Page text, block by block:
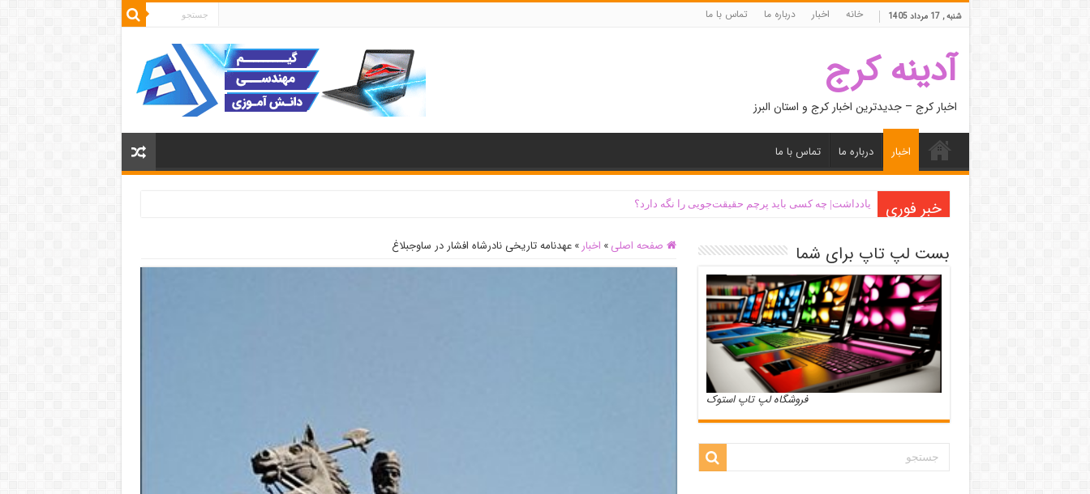
شنبه , 17 مرداد 1405 خانه اخبار درباره ما تماس با ما
آدینه کرج
اخبار کرج – جدیدترین اخبار کرج و استان البرز
اخبار درباره ما تماس با ما
خبر فوری یادداشت| ‌چه کسی باید پرچم حقیقت‌جویی را نگه دارد؟
صفحه اصلی » اخبار » عهدنامه تاریخی نادرشاه افشار در ساوجبلاغ بست لپ تاپ برای شما
فروشگاه لپ تاپ استوک